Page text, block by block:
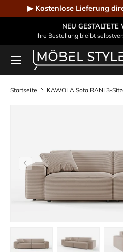
Direkt zum Inhalt
▶ Kostenlose Lieferung
NEU GESTALTETE
Ihre Bestellung bleibt
Möbel Style - Der
Suchen
Menü
Startseite KAWOLA Sofa RANI 3-
Vorherige
Bild 1 in Galerieansicht laden
Bild 2 in